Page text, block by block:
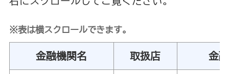
※表は横スクロールできます。
金融機関名 取扱店 金